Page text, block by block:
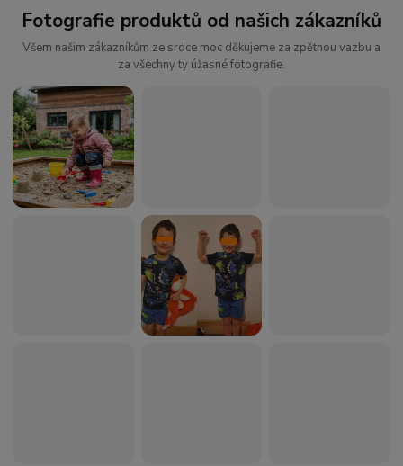
Fotografie produktů od našich zákazníků
Všem našim zákazníkům ze srdce moc děkujeme za zpětnou vazbu a
za všechny ty úžasné fotografie.